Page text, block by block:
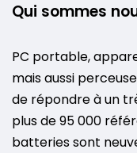
Qui sommes
PC portable,
mais aussi
de répondre à un
plus de 95 000
batteries sont